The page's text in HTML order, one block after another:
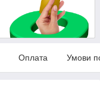
Оплата Умови